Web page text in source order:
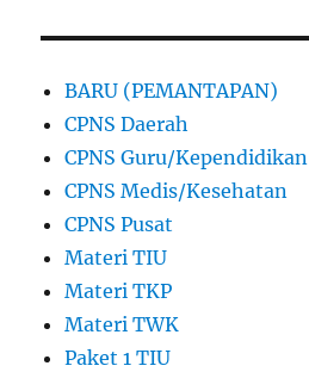
BARU (PEMANTAPAN)
CPNS Daerah
CPNS Guru/Kependidikan
CPNS Medis/Kesehatan
CPNS Pusat
Materi TIU
Materi TKP
Materi TWK
Paket 1 TIU